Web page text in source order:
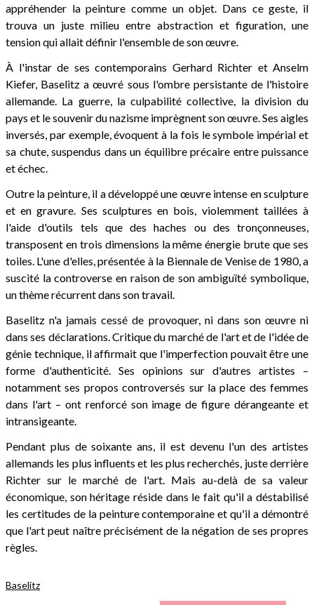
appréhender la peinture comme un objet. Dans ce geste, il
trouva un juste milieu entre abstraction et figuration, une
tension qui allait définir l'ensemble de son œuvre.
À l'instar de ses contemporains Gerhard Richter et Anselm
Kiefer, Baselitz a œuvré sous l'ombre persistante de l'histoire
allemande. La guerre, la culpabilité collective, la division du
pays et le souvenir du nazisme imprègnent son œuvre. Ses aigles
inversés, par exemple, évoquent à la fois le symbole impérial et
sa chute, suspendus dans un équilibre précaire entre puissance
et échec.
Outre la peinture, il a développé une œuvre intense en sculpture
et en gravure. Ses sculptures en bois, violemment taillées à
l'aide d'outils tels que des haches ou des tronçonneuses,
transposent en trois dimensions la même énergie brute que ses
toiles. L'une d'elles, présentée à la Biennale de Venise de 1980, a
suscité la controverse en raison de son ambiguïté symbolique,
un thème récurrent dans son travail.
Baselitz n'a jamais cessé de provoquer, ni dans son œuvre ni
dans ses déclarations. Critique du marché de l'art et de l'idée de
génie technique, il affirmait que l'imperfection pouvait être une
forme d'authenticité. Ses opinions sur d'autres artistes –
notamment ses propos controversés sur la place des femmes
dans l'art – ont renforcé son image de figure dérangeante et
intransigeante.
Pendant plus de soixante ans, il est devenu l'un des artistes
allemands les plus influents et les plus recherchés, juste derrière
Richter sur le marché de l'art. Mais au-delà de sa valeur
économique, son héritage réside dans le fait qu'il a déstabilisé
les certitudes de la peinture contemporaine et qu'il a démontré
que l'art peut naître précisément de la négation de ses propres
règles.
Baselitz